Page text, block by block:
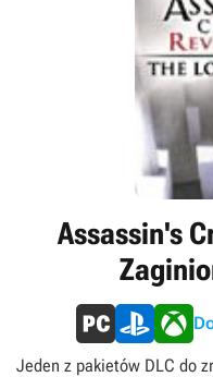
Assassin's
Jeden z pakietów DLC do